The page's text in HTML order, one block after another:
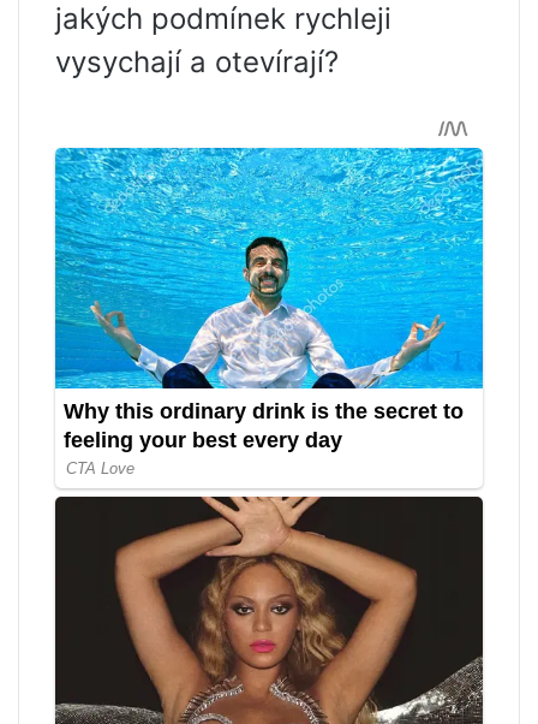
jakých podmínek rychleji
vysychají a otevírají?